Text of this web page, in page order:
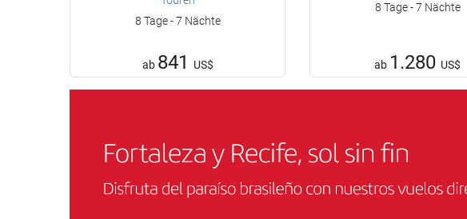
8 Tage - 7 Nächte
ab 841 US$
8 Tage - 7 Nächte
ab 1.280 US$